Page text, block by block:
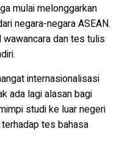
mulai melonggarkan
negara-negara ASEAN.
dan tes tulis
internasionalisasi
ada lagi alasan bagi
studi ke luar negeri
tes bahasa